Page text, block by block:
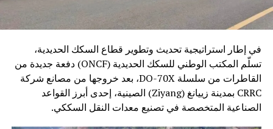
في إطار استراتيجية تحديث وتطوير قطاع السكك الحديدية،
تسلّم المكتب الوطني للسكك الحديدية (ONCF) دفعة جديدة من
القاطرات من سلسلة DO-70X، بعد خروجها من مصانع شركة
CRRC بمدينة زييانغ (Ziyang) الصينية، إحدى أبرز القواعد
الصناعية المتخصصة في تصنيع معدات النقل السككي.